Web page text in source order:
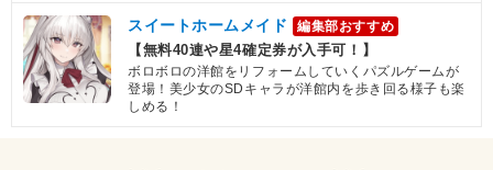
スイートホームメイド 編集部おすすめ
【無料40連や星4確定券が入手可！】
ボロボロの洋館をリフォームしていくパズルゲームが
登場！美少女のSDキャラが洋館内を歩き回る様子も楽
しめる！